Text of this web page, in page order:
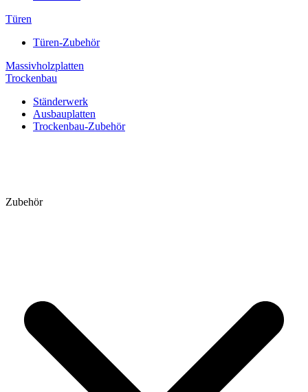
Türen
Türen-Zubehör
Massivholzplatten
Trockenbau
Ständerwerk
Ausbauplatten
Trockenbau-Zubehör
Zubehör